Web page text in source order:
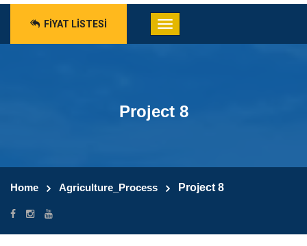
FIYAT LISTESI
Project 8
Home Agriculture_Process Project 8